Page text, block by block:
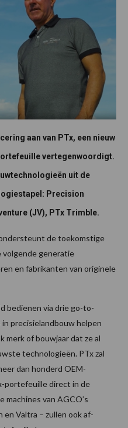
aan van PTx, een nieuw
vertegenwoordigt.
uit de
Precision
(JV), PTx Trimble.
de toekomstige
generatie
en fabrikanten van originele
bedienen via drie go-to-
precisielandbouw helpen
merk of bouwjaar dat ze al
technologieën. PTx zal
dan honderd OEM-
portefeuille direct in de
van AGCO’s
en Valtra – zullen ook af-